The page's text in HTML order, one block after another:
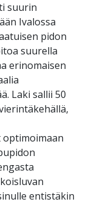
suurin
Ivalossa
pidon
suurella
erinomaisen
Laki sallii 50
entistäkin